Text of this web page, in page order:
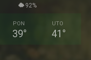
92%
PON
39°
UTO
41 °